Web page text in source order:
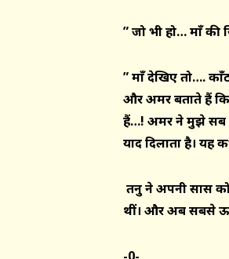
” जो भी हो… माँ की
”माँ देखिए तो….
और अमर बताते हैं
हैं…! अमर ने मुझे सब
याद दिलाता है। यह
तनु ने अपनी सास
थीं। और अब सबसे